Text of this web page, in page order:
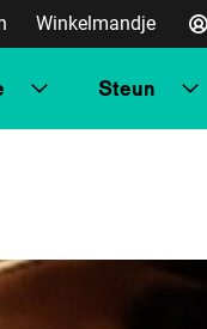
Winkelmandje
Steun